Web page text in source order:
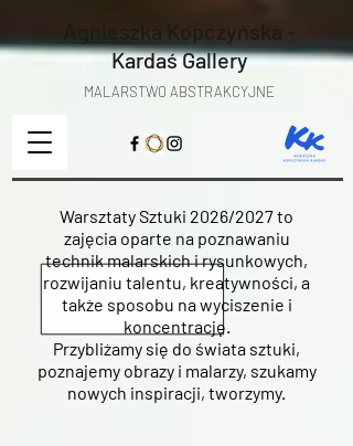
Agnieszka Kopczyńska -
KardaśGallery
MALARSTWO ABSTRAKCYJNE
Warsztaty Sztuki 2026/2027 to
zajęcia oparte na poznawaniu
technik malarskich i rysunkowych,
rozwijaniu talentu, kreatywności, a
także sposobu na wyciszenie i
koncentrację.
Przybliżamy się do świata sztuki,
poznajemy obrazy i malarzy, szukamy
nowych inspiracji, tworzymy.